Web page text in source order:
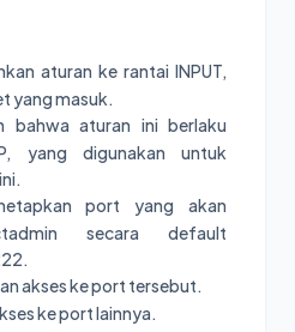
aturan ke rantai INPUT,
yang masuk.
bahwa aturan ini berlaku
yang digunakan untuk
port yang akan
secara default
akses ke port tersebut.
ke port lainnya.